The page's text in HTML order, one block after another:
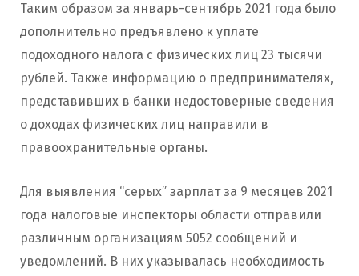
Таким образом за январь-сентябрь 2021 года было
дополнительно предъявлено к уплате
подоходного налога с физических лиц 23 тысячи
рублей. Также информацию о предпринимателях,
представивших в банки недостоверные сведения
о доходах физических лиц направили в
правоохранительные органы.
Для выявления “серых” зарплат за 9 месяцев 2021
года налоговые инспекторы области отправили
различным организациям 5052 сообщений и
уведомлений. В них указывалась необходимость